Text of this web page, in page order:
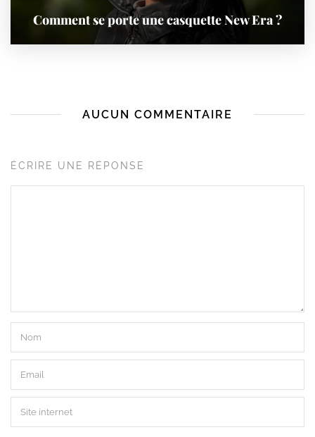
Comment se porte une casquette New Era ?
AUCUN COMMENTAIRE
ÉCRIRE UNE RÉPONSE